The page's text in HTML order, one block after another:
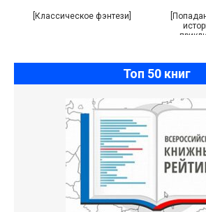
[Классическое фэнтези]
Топ 50 книг